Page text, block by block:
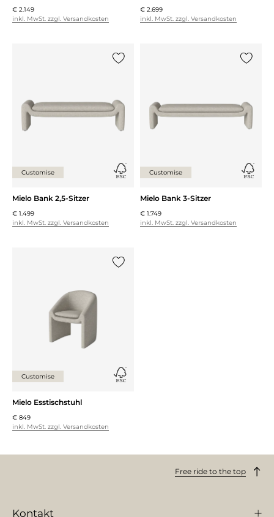
€ 2.149
inkl. MwSt. zzgl. Versandkosten
€ 2.699
inkl. MwSt. zzgl. Versandkosten
Customise
Mielo Bank 2,5-Sitzer
€ 1.499
inkl. MwSt. zzgl. Versandkosten
Customise
Mielo Bank 3-Sitzer
€ 1.749
inkl. MwSt. zzgl. Versandkosten
Customise
Mielo Esstischstuhl
€ 849
inkl. MwSt. zzgl. Versandkosten
Free ride to the top
Kontakt